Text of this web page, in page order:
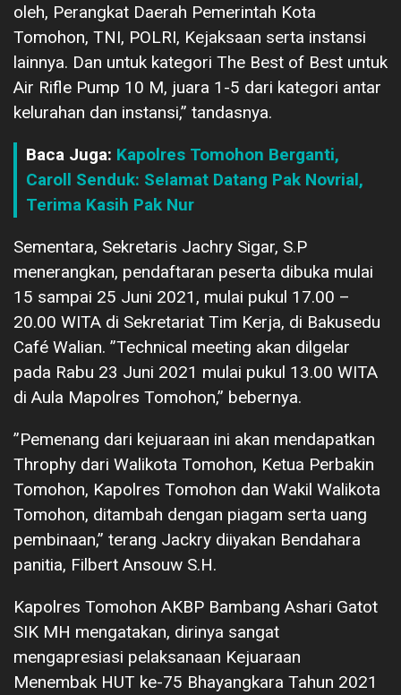
oleh, Perangkat Daerah Pemerintah Kota
Tomohon, TNI, POLRI, Kejaksaan serta instansi
lainnya. Dan untuk kategori The Best of Best untuk
Air Rifle Pump 10 M, juara 1-5 dari kategori antar
kelurahan dan instansi,” tandasnya.
Baca Juga: Kapolres Tomohon Berganti,
Caroll Senduk: Selamat Datang Pak Novrial,
Terima Kasih Pak Nur
Sementara, Sekretaris Jachry Sigar, S.P
menerangkan, pendaftaran peserta dibuka mulai
15 sampai 25 Juni 2021, mulai pukul 17.00 –
20.00 WITA di Sekretariat Tim Kerja, di Bakusedu
Café Walian. ”Technical meeting akan dilgelar
pada Rabu 23 Juni 2021 mulai pukul 13.00 WITA
di Aula Mapolres Tomohon,” bebernya.
”Pemenang dari kejuaraan ini akan mendapatkan
Throphy dari Walikota Tomohon, Ketua Perbakin
Tomohon, Kapolres Tomohon dan Wakil Walikota
Tomohon, ditambah dengan piagam serta uang
pembinaan,” terang Jackry diiyakan Bendahara
panitia, Filbert Ansouw S.H.
Kapolres Tomohon AKBP Bambang Ashari Gatot
SIK MH mengatakan, dirinya sangat
mengapresiasi pelaksanaan Kejuaraan
Menembak HUT ke-75 Bhayangkara Tahun 2021